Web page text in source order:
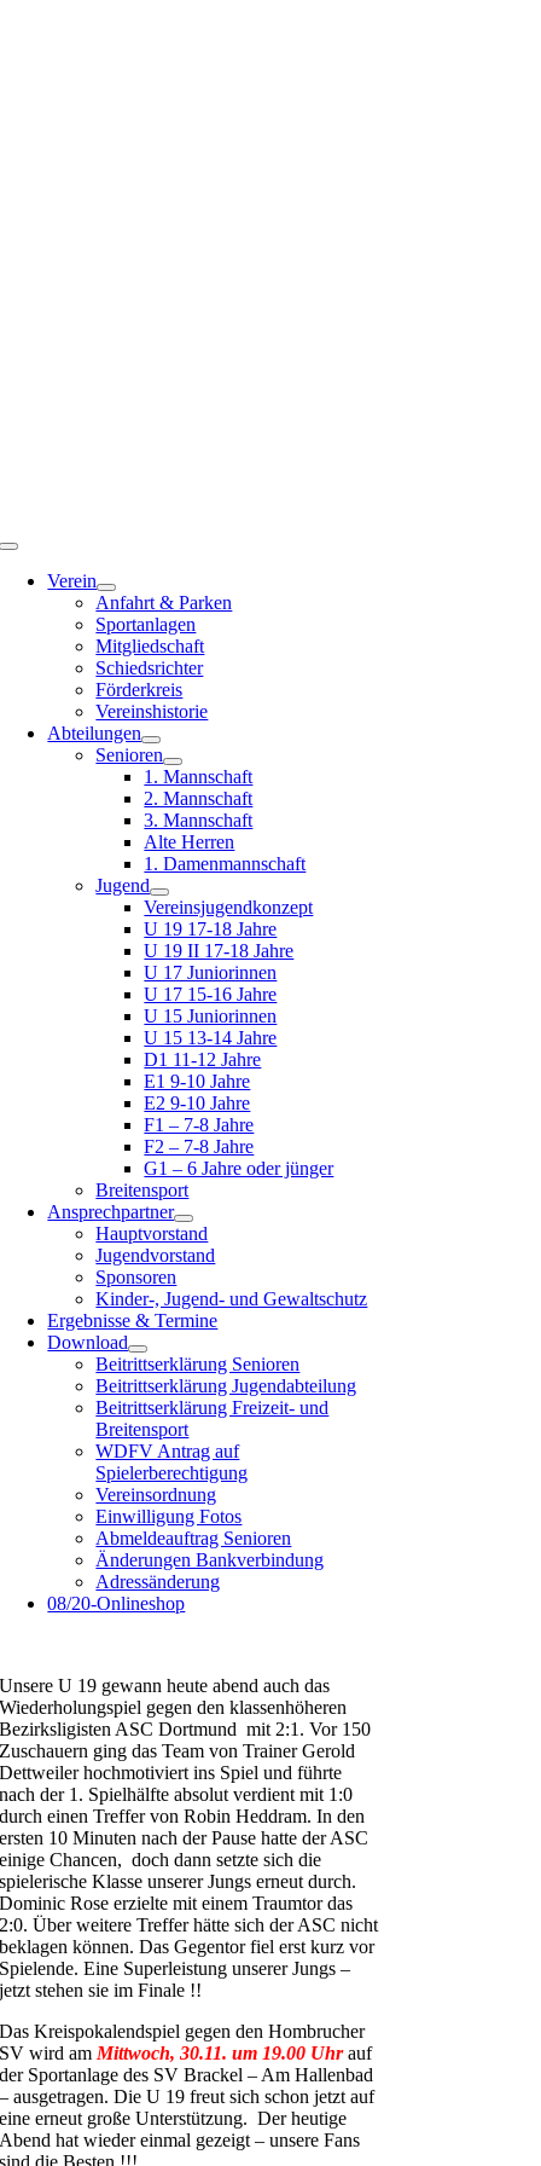
Toggle
NavigationVerein
Anfahrt & Parken
Sportanlagen
Mitgliedschaft
Schiedsrichter
Förderkreis
Vereinshistorie
Abteilungen
Senioren
1. Mannschaft
2. Mannschaft
3. Mannschaft
Alte Herren
1. Damenmannschaft
Jugend
Vereinsjugendkonzept
U 19 17-18 Jahre
U 19 II 17-18 Jahre
U 17 Juniorinnen
U 17 15-16 Jahre
U 15 Juniorinnen
U 15 13-14 Jahre
D1 11-12 Jahre
E1 9-10 Jahre
E2 9-10 Jahre
F1 – 7-8 Jahre
F2 – 7-8 Jahre
G1 – 6 Jahre oder jünger
Breitensport
Ansprechpartner
Hauptvorstand
Jugendvorstand
Sponsoren
Kinder-, Jugend- und Gewaltschutz
Ergebnisse & Termine
Download
Beitrittserklärung Senioren
Beitrittserklärung Jugendabteilung
Beitrittserklärung Freizeit- und
Breitensport
WDFV Antrag auf
Spielerberechtigung
Vereinsordnung
Einwilligung Fotos
Abmeldeauftrag Senioren
Änderungen Bankverbindung
Adressänderung
08/20-Onlineshop
Unsere U 19 gewann heute abend auch das
Wiederholungspiel gegen den klassenhöheren
Bezirksligisten ASC Dortmund mit 2:1. Vor 150
Zuschauern ging das Team von Trainer Gerold
Dettweiler hochmotiviert ins Spiel und führte
nach der 1. Spielhälfte absolut verdient mit 1:0
durch einen Treffer von Robin Heddram. In den
ersten 10 Minuten nach der Pause hatte der ASC
einige Chancen, doch dann setzte sich die
spielerische Klasse unserer Jungs erneut durch.
Dominic Rose erzielte mit einem Traumtor das
2:0. Über weitere Treffer hätte sich der ASC nicht
beklagen können. Das Gegentor fiel erst kurz vor
Spielende. Eine Superleistung unserer Jungs –
jetzt stehen sie im Finale !!
Das Kreispokalendspiel gegen den Hombrucher
SV wird am Mittwoch, 30.11. um 19.00 Uhrauf
der Sportanlage des SV Brackel – Am Hallenbad
– ausgetragen. Die U 19 freut sich schon jetzt auf
eine erneut große Unterstützung. Der heutige
Abend hat wieder einmal gezeigt – unsere Fans
sind die Besten !!!